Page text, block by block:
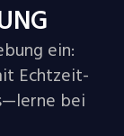
ein:
Echtzeit-
bei